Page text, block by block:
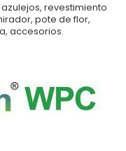
revestimiento
pote de flor,
accesorios.